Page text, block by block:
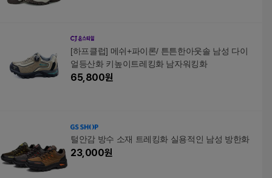
[하프클럽] 메쉬+파이론/ 튼튼한아웃솔 남성 다이
얼등산화 키높이트레킹화 남자워킹화
65,800원
털안감 방수 소재 트레킹화 실용적인 남성 방한화
23,000원